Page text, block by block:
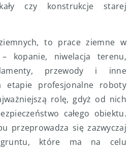
czy konstrukcje starej
to prace ziemne w
kopanie, niwelacja terenu,
przewody i inne
etapie profesjonalne roboty
rolę, gdyż od nich
całego obiektu.
przeprowadza się zazwyczaj
gruntu, które ma na celu